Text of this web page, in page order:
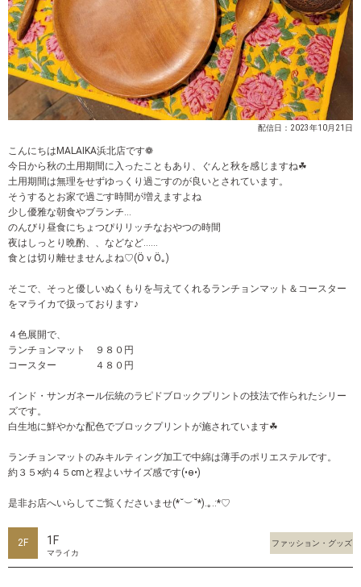
配信日：2023年10月21日
こんにちはMALAIKA浜北店です❁
今日から秋の土用期間に入ったこともあり、ぐんと秋を感じますね☘
土用期間は無理をせずゆっくり過ごすのが良いとされています。
そうするとお家で過ごす時間が増えますよね
少し優雅な朝食やブランチ…
のんびり昼食にちょつぴりリッチなおやつの時間
夜はしっとり晩酌、、などなど……
食とは切り離せませんよね♡(ӦｖӦ｡)
そこで、そっと優しいぬくもりを与えてくれるランチョンマット＆コースター
をマライカで扱っております♪
４色展開で、
ランチョンマット ９８０円
コースター ４８０円
インド・サンガネール伝統のラピドブロックプリントの技法で作られたシリー
ズです。
白生地に鮮やかな配色でブロックプリントが施されています☘
ランチョンマットのみキルティング加工で中綿は薄手のポリエステルです。
約３５×約４５cmと程よいサイズ感です(•ө•)
是非お店へいらしてご覧くださいませ(*˘︶˘*).｡.:*♡
2F 1F
マライカ
ファッション・グッズ